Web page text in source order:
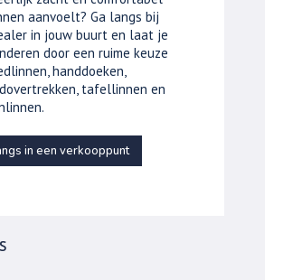
aanvoelt? Ga langs bij
in jouw buurt en laat je
door een ruime keuze
handdoeken,
tafellinnen en
in een verkooppunt